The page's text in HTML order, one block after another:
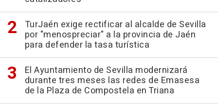
TurJaén exige rectificar al alcalde de Sevilla
por "menospreciar" a la provincia de Jaén
para defender la tasa turística
El Ayuntamiento de Sevilla modernizará
durante tres meses las redes de Emasesa
de la Plaza de Compostela en Triana